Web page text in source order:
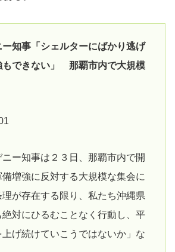
知事「シェルターにばかり逃げ
もできない」 那覇市内で大規模
ー知事は２３日、那覇市内で開
増強に反対する大規模な集会に
が存在する限り、私たち沖縄県
絶対にひるむことなく行動し、平
げ続けていこうではないか」な